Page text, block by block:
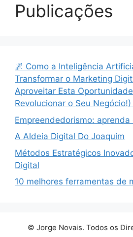
Publicações
🌌 Como a Inteligência
Transformar o Marketing
Aproveitar Esta
Revolucionar o Seu Negócio!)
Empreendedorismo: aprenda
A Aldeia Digital Do Joaquim
Métodos Estratégicos
Digital
10 melhores ferramentas de
© Jorge Novais. Todos os